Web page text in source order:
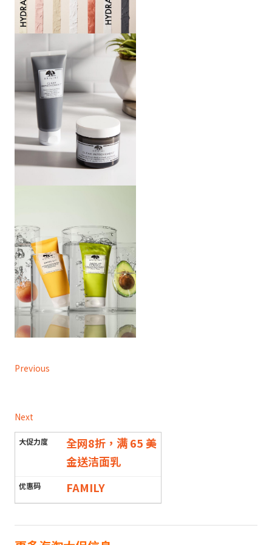
Previous
Next
全网8折，满 65 美
金送洁面乳
FAMILY